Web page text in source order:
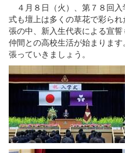
４月８日（火）、第７８回
式も壇上は多くの草花で彩ら
張の中、新入生代表による宣
仲間との高校生活が始まりま
張っていきましょう。